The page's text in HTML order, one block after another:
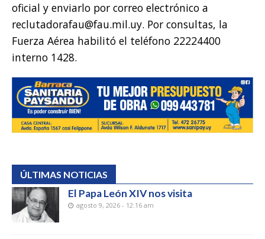
oficial y enviarlo por correo electrónico a
reclutadorafau@fau.mil.uy. Por consultas, la
Fuerza Aérea habilitó el teléfono 22224400
interno 1428.
ÚLTIMAS NOTICIAS
El Papa León XIV nos visita
agosto 9, 2026 - 12:16 am